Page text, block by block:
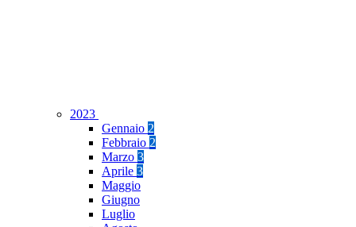
2023
Gennaio 2
Febbraio 2
Marzo 3
Aprile 3
Maggio
Giugno
Luglio